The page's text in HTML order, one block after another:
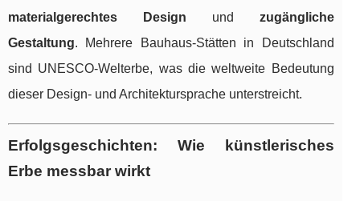
materialgerechtes Design und zugängliche
Gestaltung. Mehrere Bauhaus-Stätten in Deutschland
sind UNESCO-Welterbe, was die weltweite Bedeutung
dieser Design- und Architektursprache unterstreicht.
Erfolgsgeschichten: Wie künstlerisches
Erbe messbar wirkt